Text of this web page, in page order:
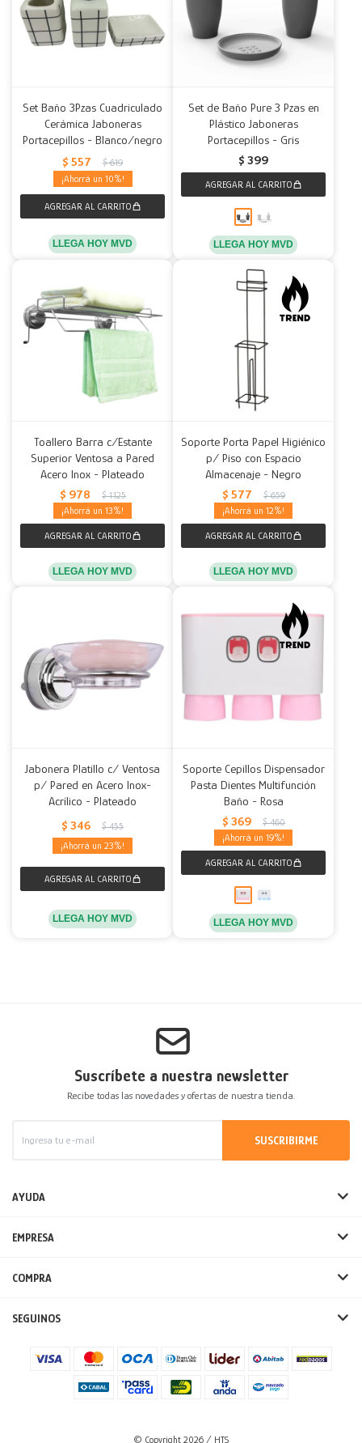
Set Baño 3Pzas Cuadriculado
Cerámica Jaboneras
Portacepillos - Blanco/negro
$ 557 $ 619
10
LLEGA HOY MVD
Set de Baño Pure 3 Pzas en
Plástico Jaboneras
Portacepillos - Gris
$ 399
LLEGA HOY MVD
Toallero Barra c/Estante
Superior Ventosa a Pared
Acero Inox - Plateado
$ 978 $ 1.125
13
LLEGA HOY MVD
Soporte Porta Papel Higiénico
p/ Piso con Espacio
Almacenaje - Negro
$ 577 $ 659
12
LLEGA HOY MVD
Jabonera Platillo c/ Ventosa
p/ Pared en Acero Inox-
Acrílico - Plateado
$ 346 $ 455
23
LLEGA HOY MVD
Soporte Cepillos Dispensador
Pasta Dientes Multifunción
Baño - Rosa
$ 369 $ 460
19
LLEGA HOY MVD
Suscríbete a nuestra newsletter
Recibe todas las novedades y ofertas de nuestra tienda.
SUSCRIBIRME
AYUDA
EMPRESA
COMPRA
SEGUINOS
© Copyright 2026 / HTS